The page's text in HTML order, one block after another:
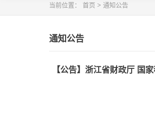
当前位置： 首页 > 通知公告
通知公告
【公告】浙江省财政厅 国